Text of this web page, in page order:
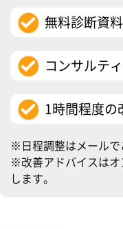
無料診断資
コンサルテ
1時間程度の
※日程調整はメールで
※改善アドバイスはオ
します。